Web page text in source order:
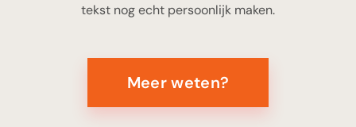
tekst nog echt persoonlijk maken.
Meer weten?